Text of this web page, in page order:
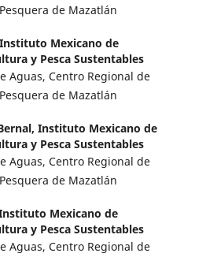
de Mazatlán
Instituto Mexicano de
y Pesca Sustentables
Aguas, Centro Regional de
de Mazatlán
Instituto Mexicano de
y Pesca Sustentables
Aguas, Centro Regional de
de Mazatlán
Mexicano de
y Pesca Sustentables
Aguas, Centro Regional de